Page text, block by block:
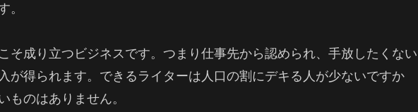
。
そ成り立つビジネスです。つまり仕事先から認められ、手放したくない
が得られます。できるライターは人口の割にデキる人が少ないですか
ものはありません。